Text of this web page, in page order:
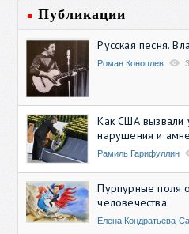
Публикации
Русская песня.
Роман Коноплев
Как США вызвали
нарушения и
Рамиль Гарифуллин
Пурпурные поля
человечества
Елена Кондратьева-